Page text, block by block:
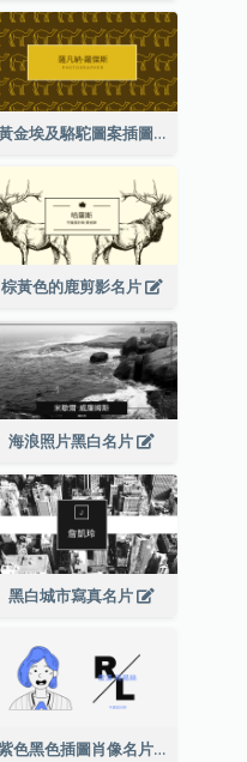
黃金埃及駱駝圖案插圖名片
棕黃色的鹿剪影名片
海浪照片黑白名片
黑白城市寫真名片
紫色黑色插圖肖像名片